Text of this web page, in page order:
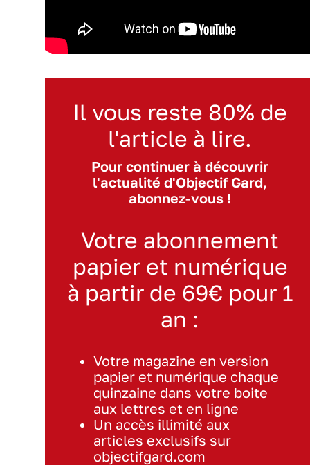
Il vous reste 80% de
l'article à lire.
Pour continuer à découvrir
l'actualité d'Objectif Gard,
abonnez-vous !
Votre abonnement
papier et numérique
à partir de 69€ pour 1
an :
Votre magazine en version
papier et numérique chaque
quinzaine dans votre boite
aux lettres et en ligne
Un accès illimité aux
articles exclusifs sur
objectifgard.com